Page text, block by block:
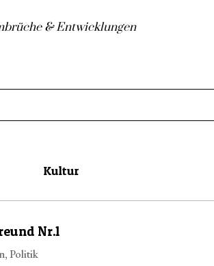
& Entwicklungen
Kultur
Nr.1
,Politik